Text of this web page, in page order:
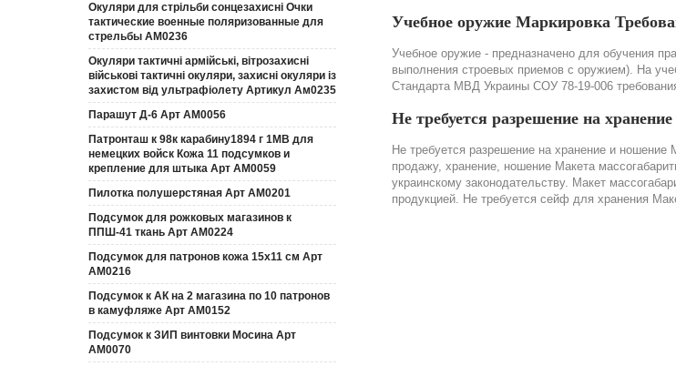
Окуляри для стрільби сонцезахисні Очки
тактические военные поляризованные для
стрельбы АМ0236
Окуляри тактичні армійські, вітрозахисні
військові тактичні окуляри, захисні окуляри із
захистом від ультрафіолету Артикул Ам0235
Парашут Д-6 Арт АМ0056
Патронташ к 98к карабину1894 г 1МВ для
немецких войск Кожа 11 подсумков и
крепление для штыка Арт АМ0059
Пилотка полушерстяная Арт АМ0201
Подсумок для рожковых магазинов к
ППШ-41 ткань Арт АМ0224
Подсумок для патронов кожа 15х11 см Арт
АМ0216
Подсумок к АК на 2 магазина по 10 патронов
в камуфляже Арт АМ0152
Подсумок к ЗИП винтовки Мосина Арт
АМ0070
Учебное оружие Маркировка
Учебное оружие - предназначено для обучения
выполнения строевых приемов с оружием). На
Стандарта МВД Украины СОУ 78-19-006
Не требуется разрешение на
Не требуется разрешение на хранение и ношение
продажу, хранение, ношение Макета
украинскому законодательству. Макет
продукцией. Не требуется сейф для хранения